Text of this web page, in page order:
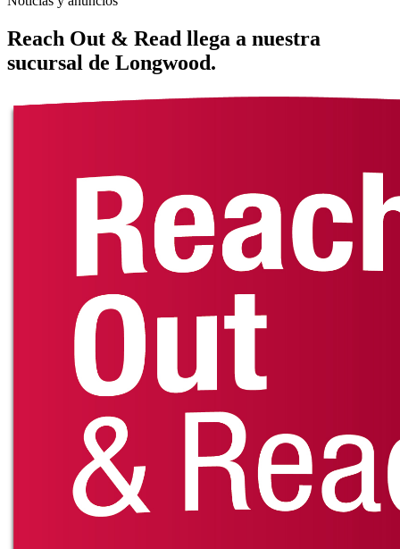
Reach Out & Read llega a nuestra
sucursal de Longwood.